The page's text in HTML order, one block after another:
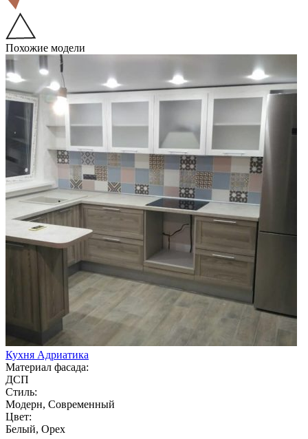
Похожие модели
Кухня Адриатика
Материал фасада:
ДСП
Стиль:
Модерн, Современный
Цвет:
Белый, Орех